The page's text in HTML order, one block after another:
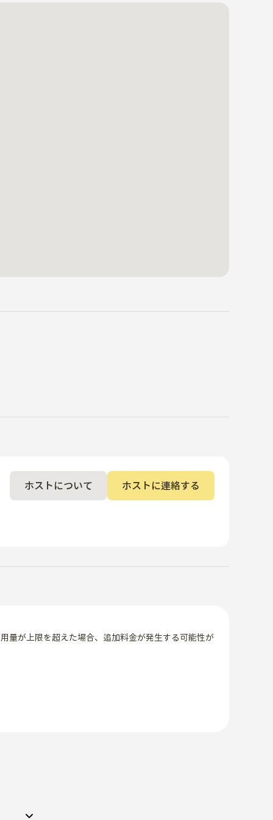
ホストについて ホストに連絡する
量が上限を超えた場合、追加料金が発生する可能性が